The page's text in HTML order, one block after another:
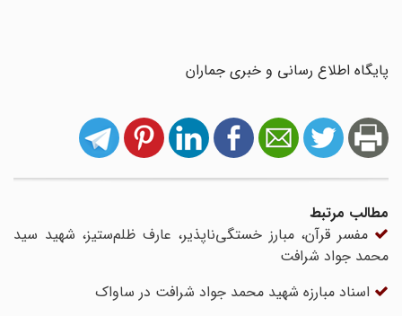
پایگاه اطلاع رسانی و خبری جماران
مطالب مرتبط
مفسر قرآن، مبارز خستگی‌ناپذیر، عارف ظلم‌ستیز، شهید سید
محمد جواد شرافت
اسناد مبارزه شهید محمد جواد شرافت در ساواک